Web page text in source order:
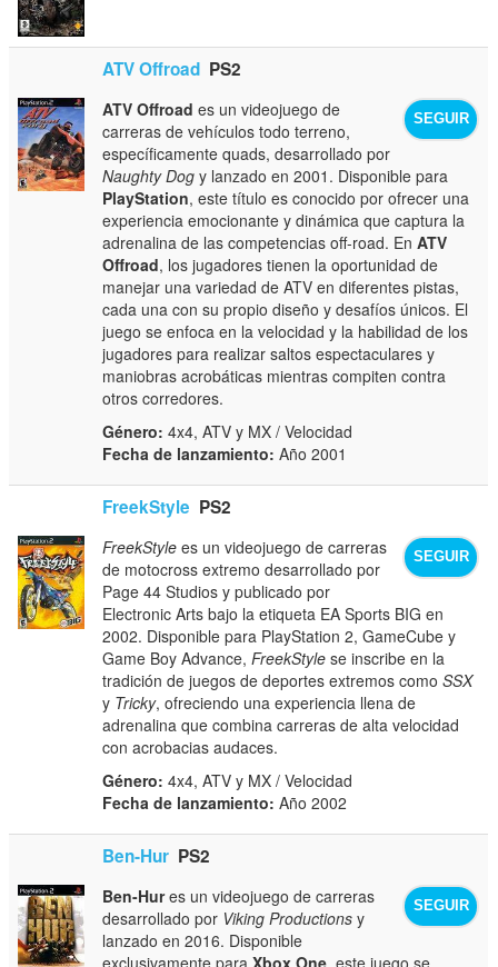
ATV Offroad PS2
SEGUIR
ATV Offroad es un videojuego de
carreras de vehículos todo terreno,
específicamente quads, desarrollado por
Naughty Dog y lanzado en 2001. Disponible para
PlayStation, este título es conocido por ofrecer una
experiencia emocionante y dinámica que captura la
adrenalina de las competencias off-road. EnATV
Offroad, los jugadores tienen la oportunidad de
manejar una variedad de ATV en diferentes pistas,
cada una con su propio diseño y desafíos únicos. El
juego se enfoca en la velocidad y la habilidad de los
jugadores para realizar saltos espectaculares y
maniobras acrobáticas mientras compiten contra
otros corredores.
Género: 4x4, ATV y MX / Velocidad
Fecha de lanzamiento: Año 2001
FreekStyle PS2
SEGUIR
FreekStyle es un videojuego de carreras
de motocross extremo desarrollado por
Page 44 Studios y publicado por
Electronic Arts bajo la etiqueta EA Sports BIG en
2002. Disponible para PlayStation 2, GameCube y
Game Boy Advance,FreekStyle se inscribe en la
tradición de juegos de deportes extremos comoSSX
y Tricky, ofreciendo una experiencia llena de
adrenalina que combina carreras de alta velocidad
con acrobacias audaces.
Género: 4x4, ATV y MX / Velocidad
Fecha de lanzamiento: Año 2002
Ben-Hur PS2
SEGUIR
Ben-Hures un videojuego de carreras
desarrollado por Viking Productions y
lanzado en 2016. Disponible
exclusivamente paraXbox One , este juego se